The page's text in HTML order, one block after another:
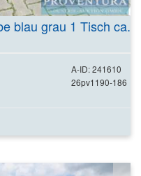
blau grau 1 Tisch ca.
A-ID: 241610
26pv1190-186